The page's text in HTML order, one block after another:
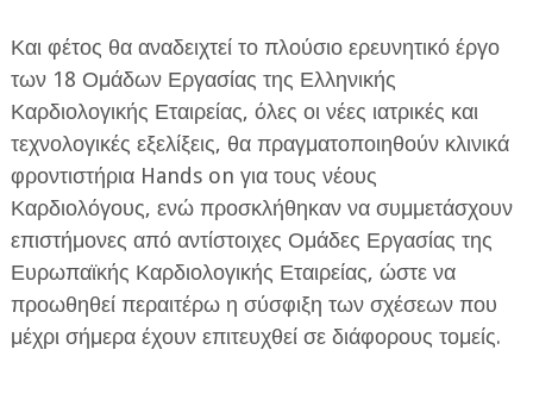
Και φέτος θα αναδειχτεί το πλούσιο ερευνητικό έργο
των 18 Ομάδων Εργασίας της Ελληνικής
Καρδιολογικής Εταιρείας, όλες οι νέες ιατρικές και
τεχνολογικές εξελίξεις, θα πραγματοποιηθούν κλινικά
φροντιστήρια Hands on για τους νέους
Καρδιολόγους, ενώ προσκλήθηκαν να συμμετάσχουν
επιστήμονες από αντίστοιχες Ομάδες Εργασίας της
Ευρωπαϊκής Καρδιολογικής Εταιρείας, ώστε να
προωθηθεί περαιτέρω η σύσφιξη των σχέσεων που
μέχρι σήμερα έχουν επιτευχθεί σε διάφορους τομείς.